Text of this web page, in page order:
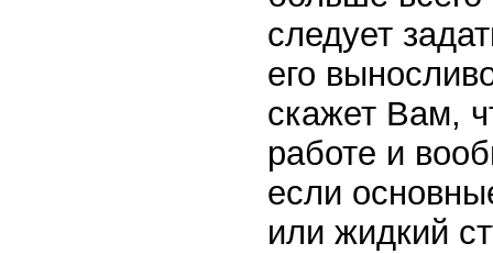
следует
его
скажет Вам,
работе и
если
или жидкий